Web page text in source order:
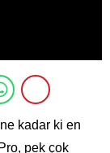
kadar ki en
pek çok